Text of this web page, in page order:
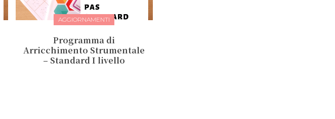
AGGIORNAMENTI
Programma di
Arricchimento Strumentale
– Standard I livello